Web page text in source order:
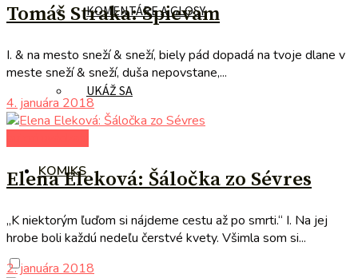
KOMENTÁRE A GLOSY
UKÁŽ SA
KOMIKS
Tomáš Straka: Spievam
I. & na mesto sneží & sneží, biely pád dopadá na tvoje dlane v
meste sneží & sneží, duša nepovstane,...
4. januára 2018
Elena Eleková: Šáločka zo Sévres
„K niektorým ľuďom si nájdeme cestu až po smrti.“ I. Na jej
hrobe boli každú nedeľu čerstvé kvety. Všimla som si...
2. januára 2018